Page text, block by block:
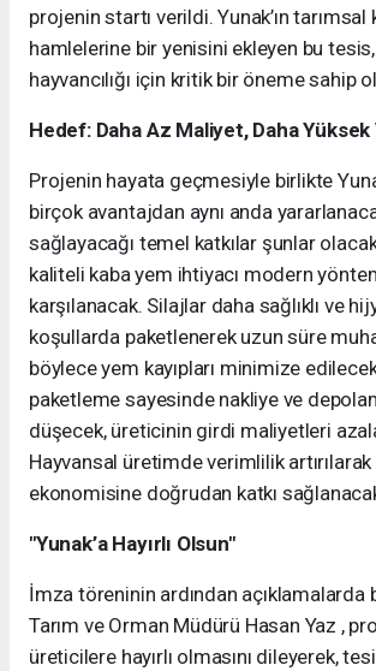
projenin startı verildi. Yunak’ın tarımsal
hamlelerine bir yenisini ekleyen bu
hayvancılığı için kritik bir öneme sahip
Hedef: Daha Az Maliyet, Daha Yüksek
Projenin hayata geçmesiyle birlikte
birçok avantajdan aynı anda
sağlayacağı temel katkılar şunlar
kaliteli kaba yem ihtiyacı modern
karşılanacak. Silajlar daha sağlıklı ve
koşullarda paketlenerek uzun süre
böylece yem kayıpları minimize
paketleme sayesinde nakliye ve
düşecek, üreticinin girdi maliyetleri
Hayvansal üretimde verimlilik
ekonomisine doğrudan katkı
"Yunak’a Hayırlı Olsun"
İmza töreninin ardından açıklamalarda
Tarım ve Orman Müdürü Hasan Yaz ,
üreticilere hayırlı olmasını dileyerek,